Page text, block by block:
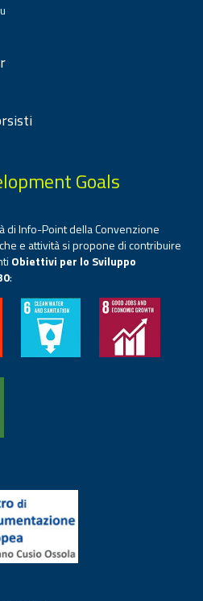
Goals
di Info-Point della Convenzione
e attività si propone di contribuire
Obiettivi per lo Sviluppo
: